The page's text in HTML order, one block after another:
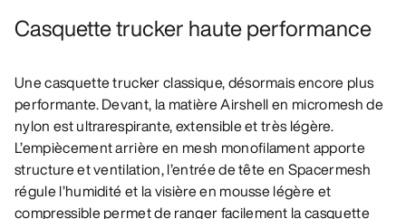
Casquette trucker haute performance
Une casquette trucker classique, désormais encore plus
performante. Devant, la matière Airshell en micromesh de
nylon est ultrarespirante, extensible et très légère.
L’empiècement arrière en mesh monofilament apporte
structure et ventilation, l’entrée de tête en Spacermesh
régule l’humidité et la visière en mousse légère et
compressible permet de ranger facilement la casquette